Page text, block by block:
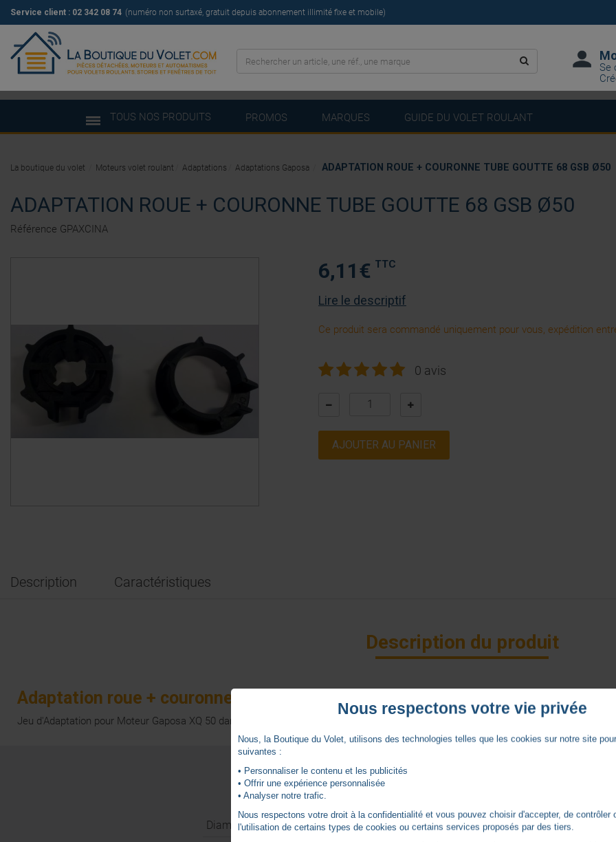
Service client : 02 342 08 74 (numéro non surtaxé, gratuit depuis abonnement illimité fixe et mobile)
Se
TOUS NOS PRODUITS PROMOS MARQUES GUIDE DU VOLET ROULANT
ADAPTATION ROUE + COURONNE TUBE GOUTTE 68 GSB Ø50
Référence GPAXCINA
6,11 € TTC
Lire le descriptif
Ce produit sera commandé uniquement pour vous, expédition
0 avis
AJOUTER AU PANIER
Description Caractéristiques
Description du produit
Adaptation roue + couronne
Jeu d'Adaptation pour Moteur Gaposa XQ 50 dans tube goutte 68 GSB
Caractéristiques
Diamètre Moteur Ø 50
La boutique du volet Moteurs volet roulant Adaptations Adaptations Gaposa ADAPTATION ROUE + COURONNE TUBE GOUTTE 68 GSB Ø50
Nous respectons votre vie privée
Nous, la Boutique du Volet, utilisons des technologies telles que les cookies sur notre site
suivantes :
• Personnaliser le contenu et les publicités
• Offrir une expérience personnalisée
• Analyser notre trafic.
Nous respectons votre droit à la confidentialité et vous pouvez choisir d'accepter, de contrôler
l'utilisation de certains types de cookies ou certains services proposés par des tiers.